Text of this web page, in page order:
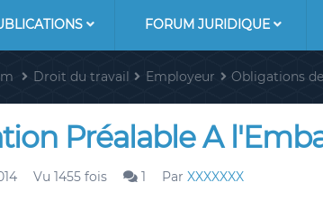
FORUM JURIDIQUE
Droit du travail Employeur Obligations
Préalable A
Vu 1455 fois 1 Par XXXXXXX